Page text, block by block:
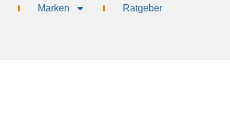
Marken Ratgeber